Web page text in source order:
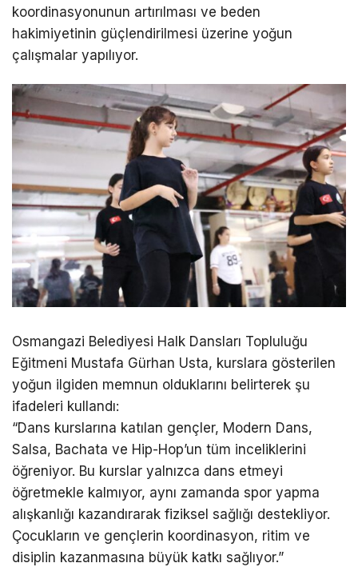
koordinasyonunun artırılması ve beden
hakimiyetinin güçlendirilmesi üzerine yoğun
çalışmalar yapılıyor.
Osmangazi Belediyesi Halk Dansları Topluluğu
Eğitmeni Mustafa Gürhan Usta, kurslara gösterilen
yoğun ilgiden memnun olduklarını belirterek şu
ifadeleri kullandı:
“Dans kurslarına katılan gençler, Modern Dans,
Salsa, Bachata ve Hip-Hop’un tüm inceliklerini
öğreniyor. Bu kurslar yalnızca dans etmeyi
öğretmekle kalmıyor, aynı zamanda spor yapma
alışkanlığı kazandırarak fiziksel sağlığı destekliyor.
Çocukların ve gençlerin koordinasyon, ritim ve
disiplin kazanmasına büyük katkı sağlıyor.”